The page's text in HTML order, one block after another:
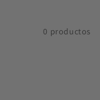
0 productos